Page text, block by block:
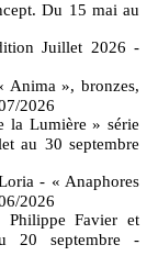
Du 15 mai au
Juillet 2026 -
Anima », bronzes,
2026
la Lumière » série
au 30 septembre
- « Anaphores
2026
Favier et
20 septembre
-